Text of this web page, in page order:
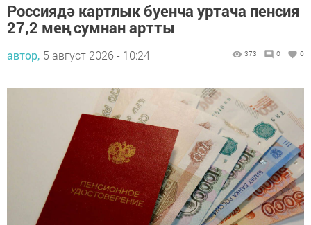
Россиядә картлык буенча уртача пенсия
27,2 мең сумнан артты
автор, 5 август 2026 - 10:24 373 0 0